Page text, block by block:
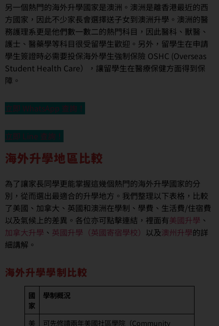
另一個熱門的海外升學國家是澳洲。澳洲是離香港最近的西
方國家，因此不少家長會選擇送子女到澳洲升學。澳洲的醫
務護理系更是他們數一數二的熱門科目，因此醫科、獸醫、
護士、醫藥學等科目很受留學生歡迎。另外，留學生在申請
學生簽證時必需要投保海外學生強制保險 OSHC (Overseas
Student Health Care），讓留學生在醫療保健方面得到保
障。
立即 WhatsApp 查詢！
立即 Line 查詢！
海外升學地區比較
為了讓家長同學更能掌握這幾個熱門的海外升學國家的分
別，從而選出最適合的升學地方。我們整理以下表格，比較
了美國、加拿大、英國和澳洲在學制、學費、生活費/住宿費
以及氣候上的差異。各位亦可點擊連結，裡面有美國升學 、
加拿大升學 、 英國升學（英國寄宿學校） 以及澳州升學的詳
細講解。
海外升學學制比較
國
家
學制概況
美 可先修讀兩年美國社區學院（Community